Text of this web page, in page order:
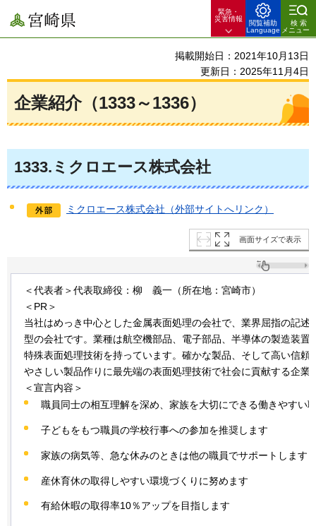
宮崎県
緊急・
災害情報
閲覧補助
Language
検索
メニュー
掲載開始日：2021年10月13日
更新日：2025年11月4日
企業紹介（1333～1336）
1333.ミクロエース株式会社
ミクロエース株式会社（外部サイトへリンク）
画面サイズで表示
＜代表者＞代表取締役：柳 義一 （所在地：宮崎市）
＜PR＞
当社はめっき中心とした金属表面処理の会社で、業界屈指の記述
型の会社です。業種は航空機部品、電子部品、半導体の製造装置
特殊表面処理技術を持っています。確かな製品、そして高い信頼
やさしい製品作りに最先端の表面処理技術で社会に貢献する企業
＜宣言内容＞
職員同士の相互理解を深め、家族を大切にできる働きやすい
子どもをもつ職員の学校行事への参加を推奨します
家族の病気等、急な休みのときは他の職員でサポートします
産休育休の取得しやすい環境づくりに努めます
有給休暇の取得率10％アップを目指します